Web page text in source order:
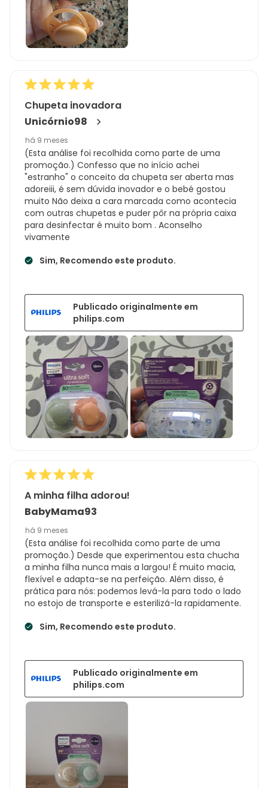
Chupeta inovadora
Unicórnio98
há 9 meses
(Esta análise foi recolhida como parte de uma
promoção.) Confesso que no início achei
"estranho" o conceito da chupeta ser aberta mas
adoreiii, é sem dúvida inovador e o bebé gostou
muito Não deixa a cara marcada como acontecia
com outras chupetas e puder pôr na própria caixa
para desinfectar é muito bom . Aconselho
vivamente
Sim, Recomendo este produto.
Publicado originalmente em
philips.com
A minha filha adorou!
BabyMama93
há 9 meses
(Esta análise foi recolhida como parte de uma
promoção.) Desde que experimentou esta chucha
a minha filha nunca mais a largou! É muito macia,
flexível e adapta-se na perfeição. Além disso, é
prática para nós: podemos levá-la para todo o lado
no estojo de transporte e esterilizá-la rapidamente.
Sim, Recomendo este produto.
Publicado originalmente em
philips.com